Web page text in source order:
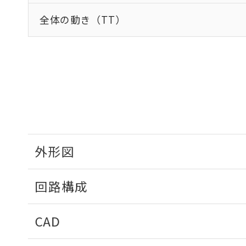
全体の動き（TT）
外形図
回路構成
CAD